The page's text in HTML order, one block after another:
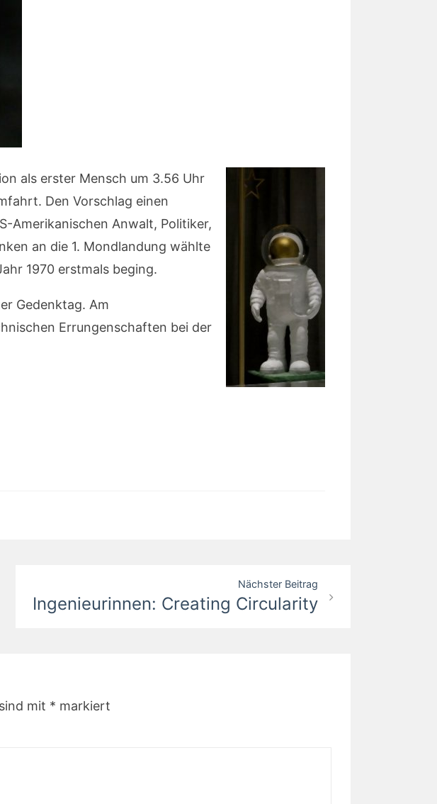
als erster Mensch um 3.56 Uhr
Den Vorschlag einen
Amerikanischen Anwalt, Politiker,
an die 1. Mondlandung wählte
1970 erstmals beging.
Gedenktag. Am
Errungenschaften bei der
Nächster Beitrag
Ingenieurinnen: Creating Circularity
mit * markiert